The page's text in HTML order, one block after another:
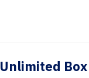
Unlimited Box